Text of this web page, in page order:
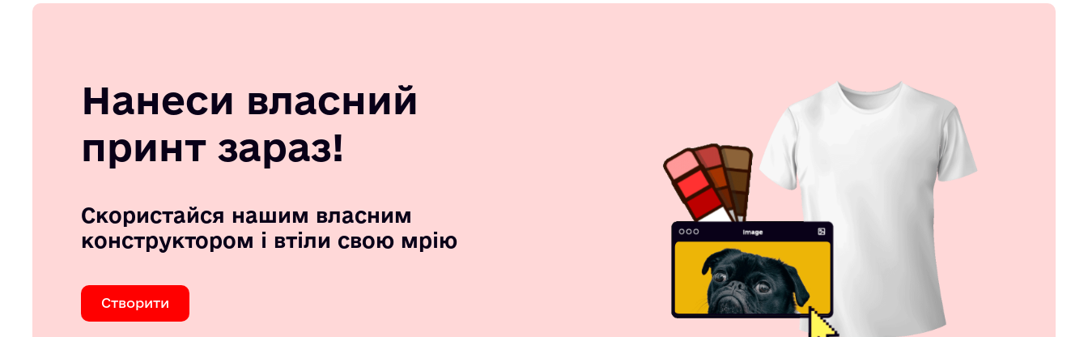
Нанеси власний
принт зараз!
Скористайся нашим власним
конструктором і втіли свою мрію
Створити